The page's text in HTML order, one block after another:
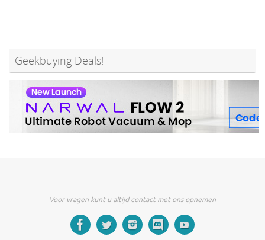
Geekbuying Deals!
Voor vragen kunt u altijd contact met ons opnemen